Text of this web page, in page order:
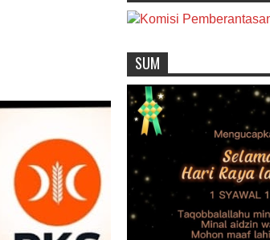
SUM